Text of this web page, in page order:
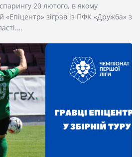
20 лютого, в якому
«Епіцентр» зіграв із ПФК «Дружба» з